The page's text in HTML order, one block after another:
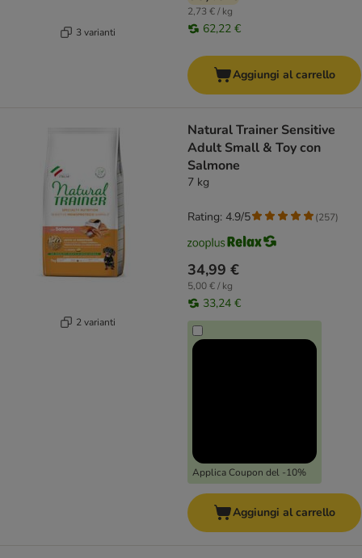
3 varianti
2,73 € / kg
62,22 €
Aggiungi al carrello
2 varianti
Natural Trainer Sensitive
Adult Small & Toy con
Salmone
7 kg
34,99 €
5,00 € / kg
33,24 €
Applica Coupon del -10%
Rating: 4.9/5 (257)
Aggiungi al carrello